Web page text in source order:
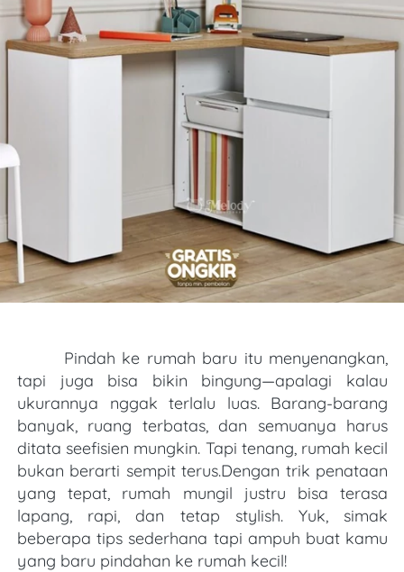
Pindah ke rumah baru itu menyenangkan,
tapi juga bisa bikin bingung—apalagi kalau
ukurannya nggak terlalu luas. Barang-barang
banyak, ruang terbatas, dan semuanya harus
ditata seefisien mungkin. Tapi tenang, rumah kecil
bukan berarti sempit terus.Dengan trik penataan
yang tepat, rumah mungil justru bisa terasa
lapang, rapi, dan tetap stylish. Yuk, simak
beberapa tips sederhana tapi ampuh buat kamu
yang baru pindahan ke rumah kecil!